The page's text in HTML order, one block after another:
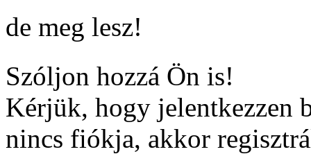
de meg lesz!
Szóljon hozzá Ön is!
Kérjük, hogy jelentkezzen
nincs fiókja, akkor